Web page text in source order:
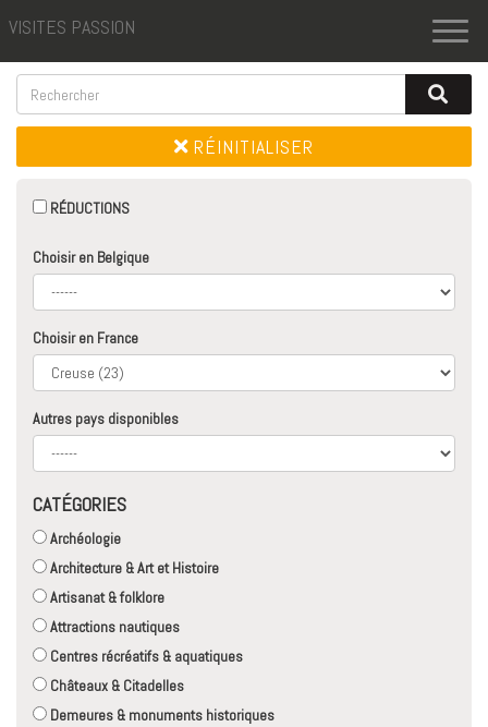
VISITES PASSION
RÉINITIALISER
RÉDUCTIONS
Choisir en Belgique
Choisir en France
Autres pays disponibles
CATÉGORIES
Archéologie
Architecture & Art et Histoire
Artisanat & folklore
Attractions nautiques
Centres récréatifs & aquatiques
Châteaux & Citadelles
Demeures & monuments historiques